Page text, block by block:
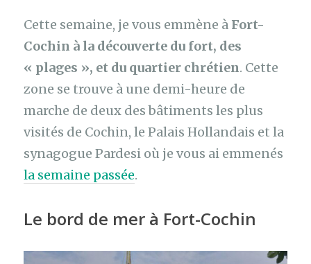
Cette semaine, je vous emmène à Fort-
Cochin à la découverte du fort, des
« plages », et du quartier chrétien. Cette
zone se trouve à une demi-heure de
marche de deux des bâtiments les plus
visités de Cochin, le Palais Hollandais et la
synagogue Pardesi où je vous ai emmenés
la semaine passée.
Le bord de mer à Fort-Cochin